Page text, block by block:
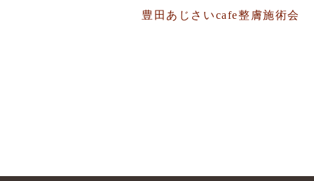
豊田あじさいcafe整膚施術会